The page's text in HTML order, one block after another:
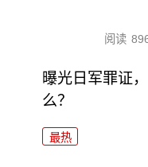
阅读
曝光日军罪证
么？
最热